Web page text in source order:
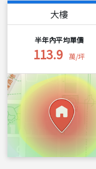
大樓
半年內平均單價
113.9 萬/坪